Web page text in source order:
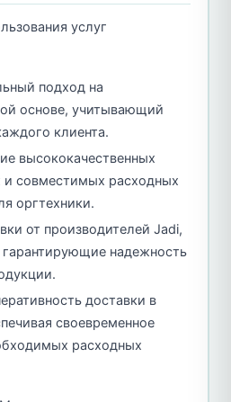
услуг
подход на
основе, учитывающий
клиента.
высококачественных
и совместимых расходных
оргтехники.
от производителей Jadi,
гарантирующие надежность
доставки в
своевременное
расходных